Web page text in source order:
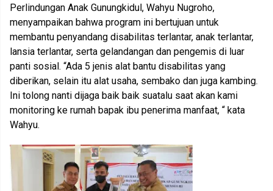
Perlindungan Anak Gunungkidul, Wahyu Nugroho,
menyampaikan bahwa program ini bertujuan untuk
membantu penyandang disabilitas terlantar, anak terlantar,
lansia terlantar, serta gelandangan dan pengemis di luar
panti sosial. “Ada 5 jenis alat bantu disabilitas yang
diberikan, selain itu alat usaha, sembako dan juga kambing.
Ini tolong nanti dijaga baik baik suatalu saat akan kami
monitoring ke rumah bapak ibu penerima manfaat, “ kata
Wahyu.